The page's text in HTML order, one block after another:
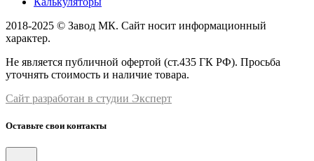
2018-2025 © Завод МК. Сайт носит информационный
характер.
Не является публичной офертой (ст.435 ГК РФ). Просьба
уточнять стоимость и наличие товара.
Сайт разработан в студии Эксперт
Оставьте свои контакты